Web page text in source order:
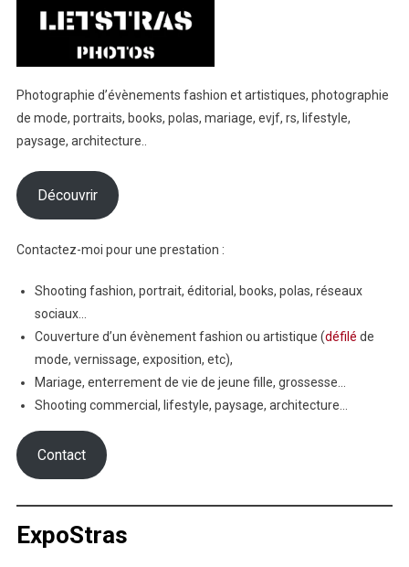
Photographie d’évènements fashion et artistiques, photographie
de mode, portraits, books, polas, mariage, evjf, rs, lifestyle,
paysage, architecture..
Découvrir
Contactez-moi pour une prestation :
Shooting fashion, portrait, éditorial, books, polas, réseaux
sociaux…
Couverture d’un évènement fashion ou artistique (défilé de
mode, vernissage, exposition, etc),
Mariage, enterrement de vie de jeune fille, grossesse…
Shooting commercial, lifestyle, paysage, architecture…
Contact
ExpoStras